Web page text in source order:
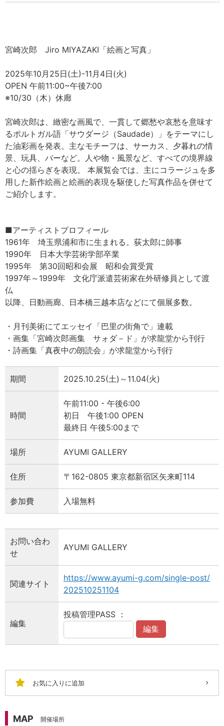
宮崎次郎 Jiro MIYAZAKI「絵画と写真」
2025年10月25日(土)-11月4日(火)
OPEN 午前11:00~午後7:00
※10/30（木）休廊
宮崎次郎は、緻密な画風で、一貫して郷愁や哀愁を意味す
るポルトガル語「サウダージ（Saudade）」をテーマにし
た油彩画を発表。主なモチーフは、サーカス、夕暮れの情
景、玩具、バーなど。人や物・風景など、すべての境界線
と心の揺らぎを表現。 本展覧会では、主にコラージュを多
用した新作絵画と絵画的表現を駆使した写真作品を併せて
ご紹介します。
■アーティストプロフィール
1961年 埼玉県浦和市に生まれる。荻太郎に師事
1990年 日本大学芸術学部卒業
1995年 第30回昭和会展 昭和会賞受賞
1997年～1999年 文化庁派遣芸術家在外研修員として渡
仏
以降、日動画廊、日本橋三越本店などにて個展多数。
・月刊美術にてエッセイ「巴里の街角で」連載
・画集「宮崎次郎画集 サォダ－ド」が求龍堂から刊行
・詩画集「真夜中の朗読会」が求龍堂から刊行
期間 2025.10.25(土)～11.04(火)
時間
午前11:00 - 午後6:00
初日 午後1:00 OPEN
最終日 午後5:00まで
場所 AYUMI GALLERY
住所 〒162-0805 東京都新宿区矢来町114
参加費 入場無料
お問い合わ
せ
AYUMI GALLERY
関連サイト
https://www.ayumi-g.com/single-post/
202510251104
編集
投稿管理PASS ：
編集
お気に入りに追加
MAP 開催場所